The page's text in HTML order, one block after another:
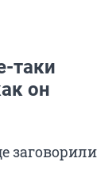
таки
он
заговорили